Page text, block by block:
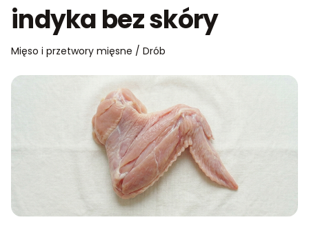
indyka bez skóry
Mięso i przetwory mięsne / Drób